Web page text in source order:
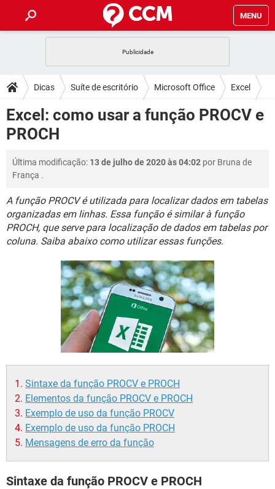
MENU
CELULAR FACEBOOK
OUTLOOK EXCEL
INSTAGRAM
DICAS
JOGOS
CELULAR FACEBOOK
INSTAGRAM GMAIL
DOWNLOADS
JOGOS
OUTLOOK
INSTAGRAM GMAIL
GUIA DE COMPRAS
FÓRUM
JOGOS WHATSAPP
OUTLOOK EXCEL
INSTAGRAM GMAIL
GUIA DE COMPRAS
GLOSSÁRIO
JOGOS WHATSAPP
CELULAR FACEBOOK
OUTLOOK EXCEL
GUIA DE COMPRAS
Dicas Suíte de escritório Microsoft Office Excel
Excel: como usar a função PROCV e
PROCH
Última modificação: 13 de julho de 2020 às 04:02 por Bruna de
França .
A função PROCV é utilizada para localizar dados em tabelas
organizadas em linhas. Essa função é similar à função
PROCH, que serve para localização de dados em tabelas por
coluna. Saiba abaixo como utilizar essas funções.
Sintaxe da função PROCV e PROCH
Elementos da função PROCV e PROCH
Exemplo de uso da função PROCV
Exemplo de uso da função PROCH
Mensagens de erro da função
Sintaxe da função PROCV e PROCH